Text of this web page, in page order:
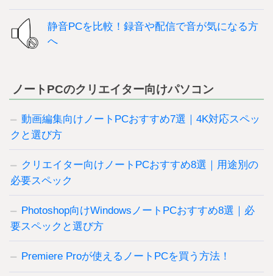
静音PCを比較！録音や配信で音が気になる方
へ
ノートPCのクリエイター向けパソコン
動画編集向けノートPCおすすめ7選｜4K対応スペッ
クと選び方
クリエイター向けノートPCおすすめ8選｜用途別の
必要スペック
Photoshop向けWindowsノートPCおすすめ8選｜必
要スペックと選び方
Premiere Proが使えるノートPCを買う方法！